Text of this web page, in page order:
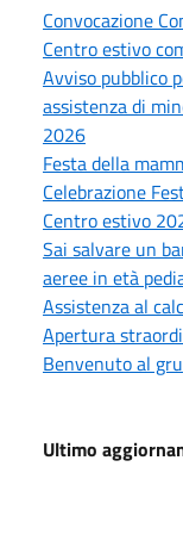
Convocazione
Centro estivo
Avviso pubblico
assistenza di
2026
Festa della
Celebrazione
Centro estivo
Sai salvare un
aeree in età
Assistenza al
Apertura
Benvenuto al
Ultimo